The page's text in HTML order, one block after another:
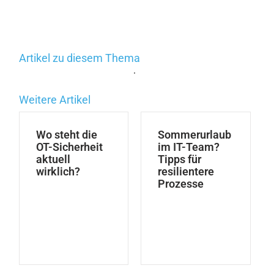
Artikel zu diesem Thema
.
Weitere Artikel
Wo steht die
OT-Sicherheit
aktuell
wirklich?
Sommerurlaub
im IT-Team?
Tipps für
resilientere
Prozesse